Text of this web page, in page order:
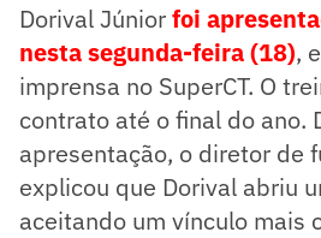
Dorival Júniorfoi
nesta segunda-feira (18),
imprensa no SuperCT. O
contrato até o final do ano.
apresentação, o diretor de
explicou que Dorival abriu
aceitando um vínculo mais